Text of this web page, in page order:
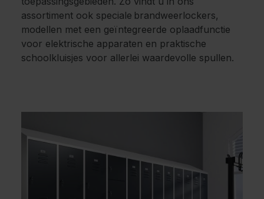
assortiment ook speciale brandweerlockers,
modellen met een geïntegreerde oplaadfunctie
voor elektrische apparaten en praktische
schoolkluisjes voor allerlei waardevolle spullen.